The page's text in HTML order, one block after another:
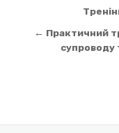
Навігація
записів
← Практичний
супроводу